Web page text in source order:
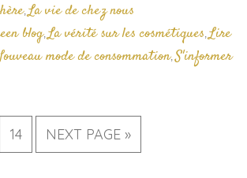
,La vie de chez nous
blog,La vérité sur les cosmétiques,Lire
mode de consommation,S'informer
14 NEXT PAGE »